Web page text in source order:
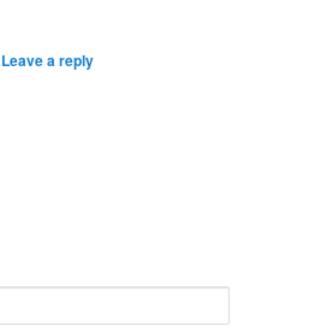
Leave a reply